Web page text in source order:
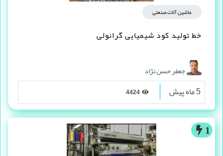
ماشین آلات صنعتی
خط تولید کود شیمیایی گرانولی
جعفر حسن نژاد
5 ماه پیش
1